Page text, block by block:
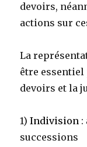
devoirs,
actions sur
La
être essentiel
devoirs et la
1)Indivision :
successions